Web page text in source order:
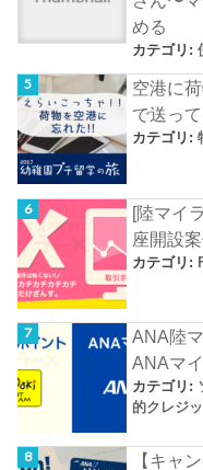
める
カテゴリ:
空港に
で送っ
カテゴリ:
[陸マイ
座開設
カテゴリ:
ANA陸
ANAマ
カテゴリ:
的クレジ
【キャ